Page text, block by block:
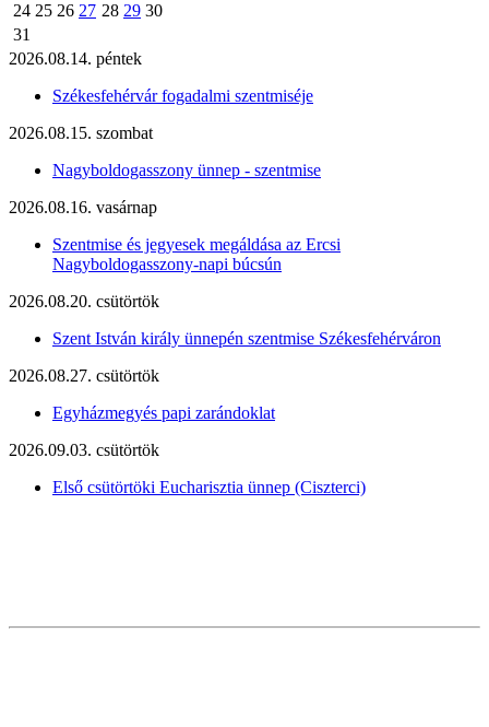
24 25 26 27 28 29 30
31
2026.08.14. péntek
Székesfehérvár fogadalmi szentmiséje
2026.08.15. szombat
Nagyboldogasszony ünnep - szentmise
2026.08.16. vasárnap
Szentmise és jegyesek megáldása az Ercsi
Nagyboldogasszony-napi búcsún
2026.08.20. csütörtök
Szent István király ünnepén szentmise Székesfehérváron
2026.08.27. csütörtök
Egyházmegyés papi zarándoklat
2026.09.03. csütörtök
Első csütörtöki Eucharisztia ünnep (Ciszterci)